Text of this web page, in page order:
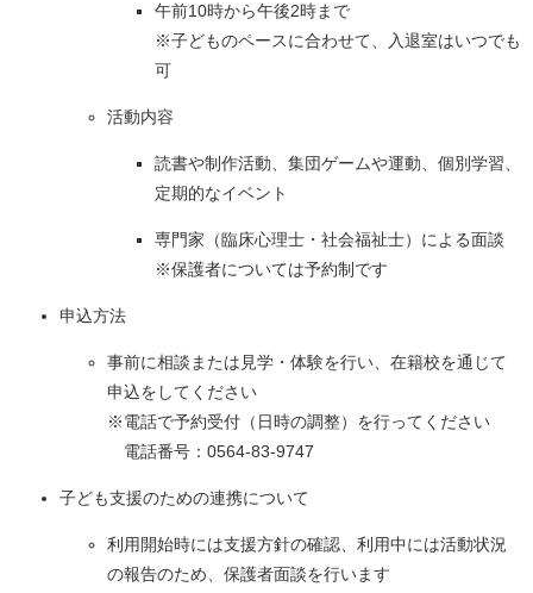
午前10時から午後2時まで
※子どものペースに合わせて、入退室はいつでも
可
活動内容
読書や制作活動、集団ゲームや運動、個別学習、
定期的なイベント
専門家（臨床心理士・社会福祉士）による面談
※保護者については予約制です
申込方法
事前に相談または見学・体験を行い、在籍校を通じて
申込をしてください
※電話で予約受付（日時の調整）を行ってください
電話番号：0564-83-9747
子ども支援のための連携について
利用開始時には支援方針の確認、利用中には活動状況
の報告のため、保護者面談を行います